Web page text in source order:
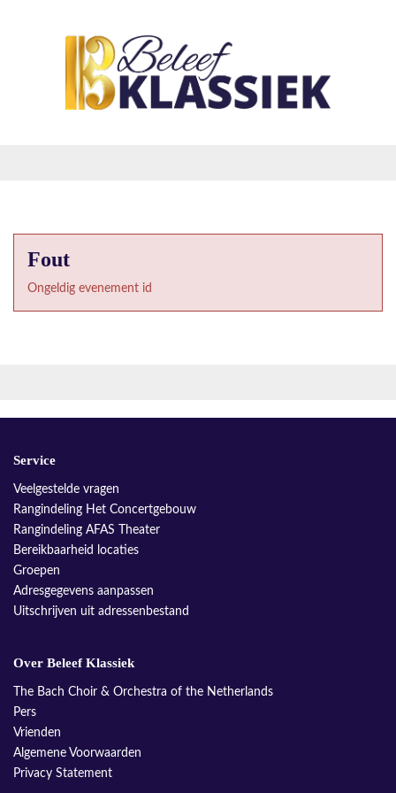
Fout
Ongeldig evenement id
Service
Veelgestelde vragen
Rangindeling Het Concertgebouw
Rangindeling AFAS Theater
Bereikbaarheid locaties
Groepen
Adresgegevens aanpassen
Uitschrijven uit adressenbestand
Over Beleef Klassiek
The Bach Choir & Orchestra of the Netherlands
Pers
Vrienden
Algemene Voorwaarden
Privacy Statement